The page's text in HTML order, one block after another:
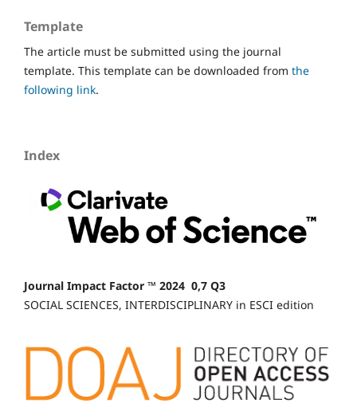
Template
The article must be submitted using the journal
template. This template can be downloaded from the
following link.
Index
Journal Impact Factor ™ 2024 0,7 Q3
SOCIAL SCIENCES, INTERDISCIPLINARY in ESCI edition